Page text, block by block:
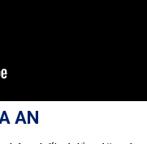
AN